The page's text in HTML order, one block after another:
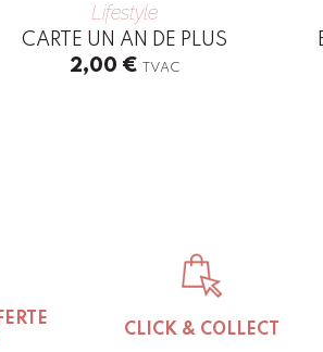
Lifestyle
CARTE UN AN DE PLUS
2,00 € TVAC
CLICK & COLLECT